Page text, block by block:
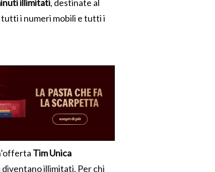
illimitati, destinate al
i numeri mobili e tutti i
Tim Unica
diventano illimitati. Per chi